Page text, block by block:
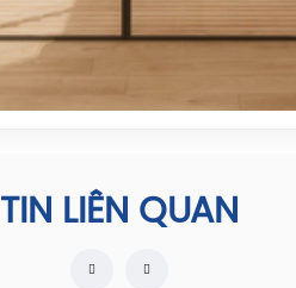
TIN LIÊN QUAN